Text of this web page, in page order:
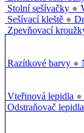
Stolní sešívačky ●
Sešívací kleště ●
Zpevňovací
Razítkové barvy ●
Vteřinová lepidla ●
Odstraňovač lepidla